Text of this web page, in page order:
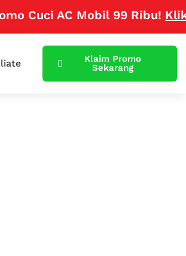
AC Mobil 99 Ribu!Klik Disini
Klaim Promo
Sekarang